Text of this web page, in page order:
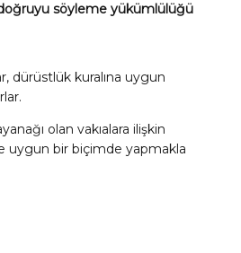
söyleme yükümlülüğü
dürüstlük kuralına uygun
olan vakıalara ilişkin
uygun bir biçimde yapmakla